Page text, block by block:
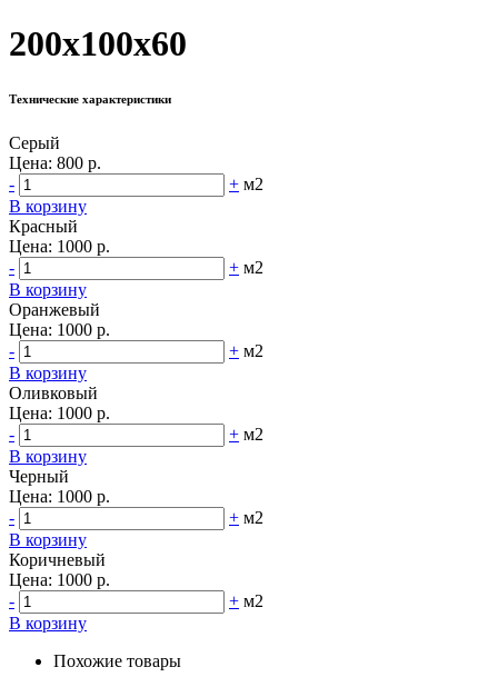
200x100x60
Технические характеристики
Серый
Цена: 800 р.
-
+ м2
В корзину
Красный
Цена: 1000 р.
-
+ м2
В корзину
Оранжевый
Цена: 1000 р.
-
+ м2
В корзину
Оливковый
Цена: 1000 р.
-
+ м2
В корзину
Черный
Цена: 1000 р.
-
+ м2
В корзину
Коричневый
Цена: 1000 р.
-
+ м2
В корзину
Похожие товары